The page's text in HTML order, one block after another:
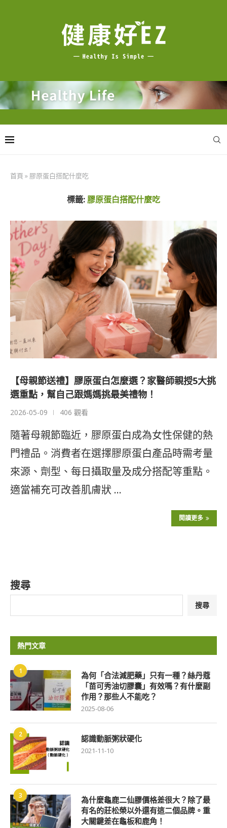
首頁 » 膠原蛋白搭配什麼吃
標籤:膠原蛋白搭配什麼吃
【母親節送禮】膠原蛋白怎麼選？家醫師親授5大挑
選重點，幫自己跟媽媽挑最美禮物！
2026-05-09 406 觀看
隨著母親節臨近，膠原蛋白成為女性保健的熱
門禮品。消費者在選擇膠原蛋白產品時需考量
來源、劑型、每日攝取量及成分搭配等重點。
適當補充可改善肌膚狀 …
閱讀更多
搜尋
搜尋
熱門文章
1
為何「合法減肥藥」只有一種？絲丹蔻
「苗可秀油切膠囊」有效嗎？有什麼副
作用？那些人不能吃？
2025-08-06
2 認識動脈粥狀硬化
2021-11-10
3
為什麼龜鹿二仙膠價格差很大？除了最
有名的莊松榮以外還有這二個品牌。重
大關鍵差在龜板和鹿角！